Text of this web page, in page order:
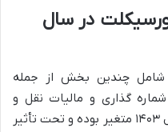
در سال
شامل چندین بخش از جمله
گذاری و مالیات نقل و
انتقال می شود. این هزینه ها در سال ۱۴۰۳ متغیر بوده و تحت تأثیر